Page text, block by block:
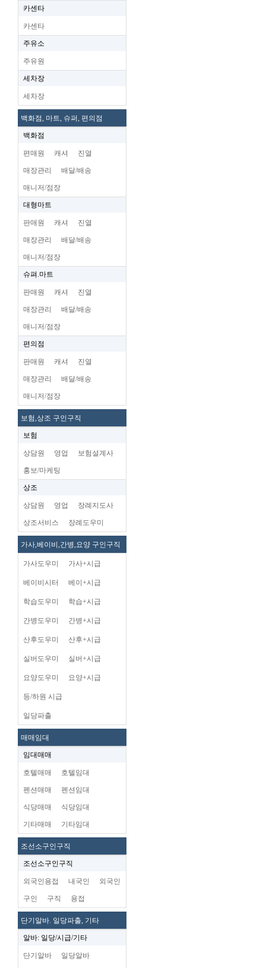
카센타
카센타
주유소
주유원
세차장
세차장
백화점, 마트, 슈퍼, 편의점
백화점
편매원 캐셔 진열
매장관리 배달/배송
매니저/점장
대형마트
판매원 캐셔 진열
매장관리 배달/배송
매니저/점장
슈펴.마트
판매원 캐셔 진열
매장관리 배달/배송
매니저/점장
편의점
판매원 캐셔 진열
매장관리 배달/배송
매니저/점장
보험,상조 구인구직
보험
상담원 영업 보험설계사
홍보/마케팅
상조
상담원 영업 장례지도사
상조서비스 장례도우미
가사,베이비,간병,요양 구인구직
가사도우미 가사+시급
베이비시터 베이+시급
학습도우미 학습+시급
간병도우미 간병+시급
산후도우미 산후+시급
실버도우미 실버+시급
요양도우미 요양+시급
등/하원 시급
일당파출
매매임대
임대매매
호텔매매 호텔임대
펜션매매 펜션임대
식당매매 식당임대
기타매매 기타임대
조선소구인구직
조선소구인구직
외국인용접 내국인 외국인
구인 구직 용접
단기알바. 일당파출, 기타
알바: 일당/시급/기타
단기알바 일당알바